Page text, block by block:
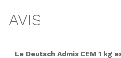
AVIS
Le Deutsch Admix CEM 1 kg